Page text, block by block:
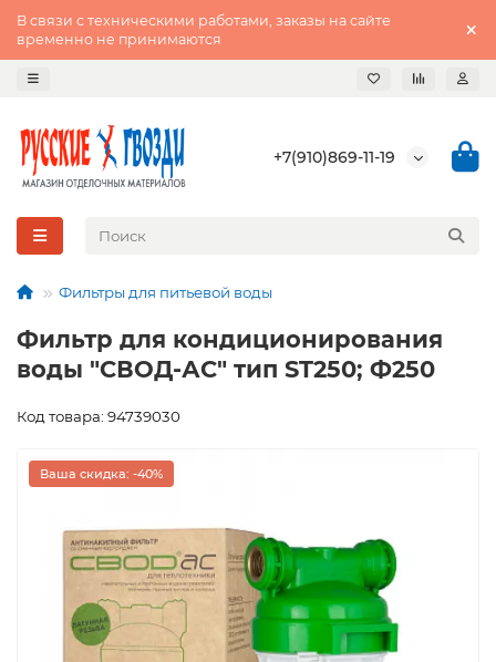
В связи с техническими работами, заказы на сайте
временно не принимаются
+7(910)869-11-19
Фильтры для питьевой воды
Фильтр для кондиционирования
воды "СВОД-АС" тип ST250; Ф250
Код товара: 94739030
Ваша скидка: -40%